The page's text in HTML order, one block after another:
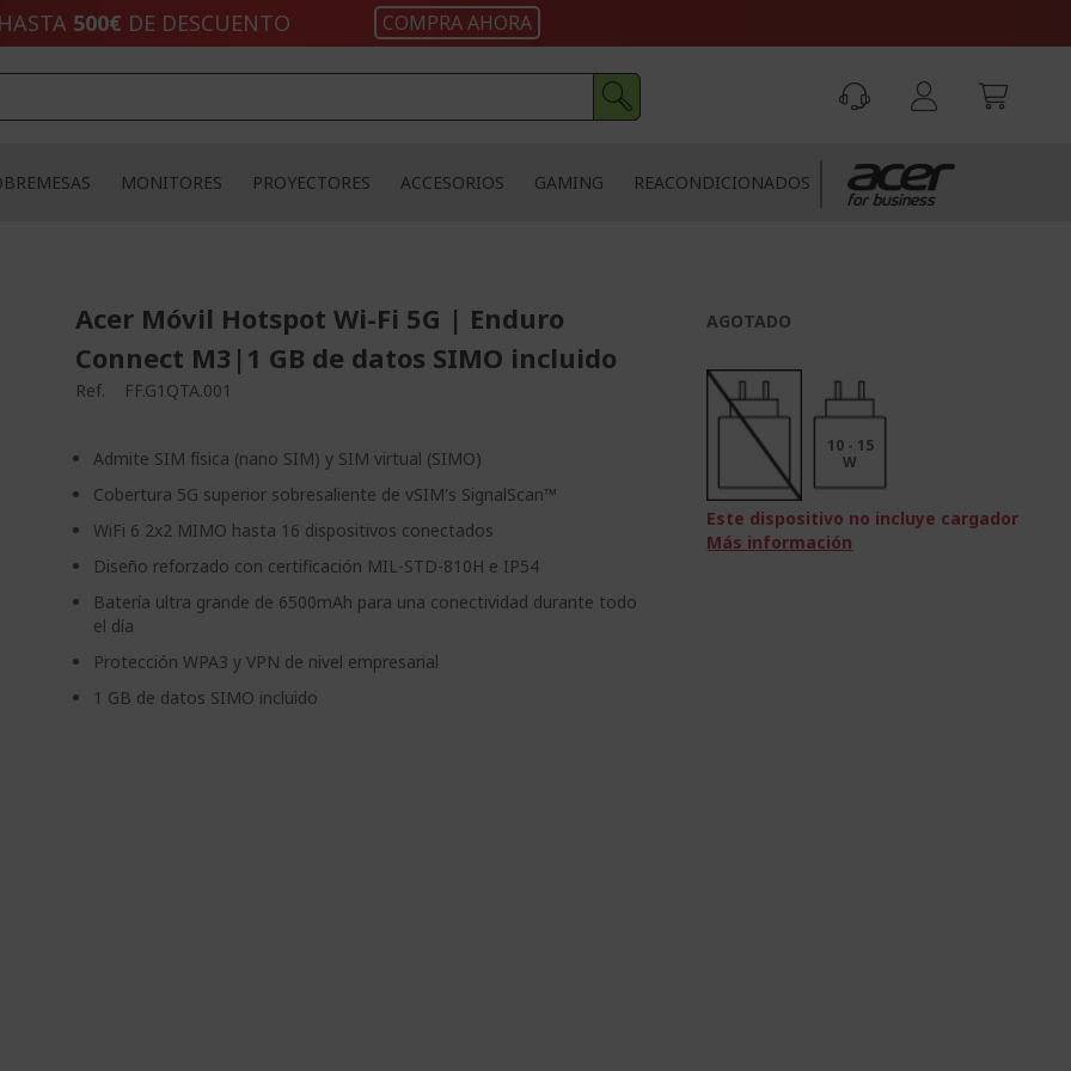
HASTA 500€ DE DESCUENTO COMPRA AHORA
MONITORES PROYECTORES ACCESORIOS GAMING REACONDICIONADOS
Acer Móvil Hotspot Wi-Fi 5G | Enduro
Connect M3|1 GB de datos SIMO incluido
Ref. FF.G1QTA.001
Admite SIM física (nano SIM) y SIM virtual (SIMO)
Cobertura 5G superior sobresaliente de vSIM's SignalScan™
WiFi 6 2x2 MIMO hasta 16 dispositivos conectados
Diseño reforzado con certificación MIL-STD-810H e IP54
Batería ultra grande de 6500mAh para una conectividad durante todo
el día
Protección WPA3 y VPN de nivel empresarial
1 GB de datos SIMO incluido
AGOTADO
10 - 15
W
Este dispositivo no incluye cargador
Más información